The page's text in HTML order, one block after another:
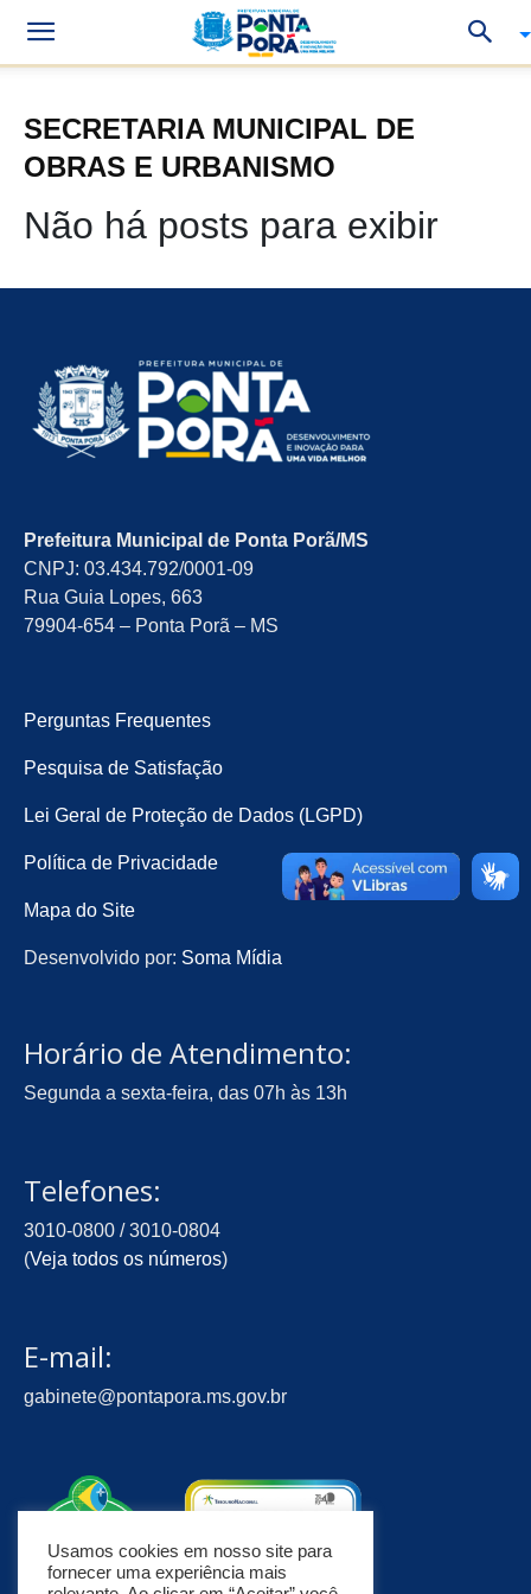
SECRETARIA MUNICIPAL DE
OBRAS E URBANISMO
Não há posts para exibir
Prefeitura Municipal de Ponta Porã/MS
CNPJ: 03.434.792/0001-09
Rua Guia Lopes, 663
79904-654 – Ponta Porã – MS
Perguntas Frequentes
Pesquisa de Satisfação
Lei Geral de Proteção de Dados (LGPD)
Política de Privacidade
Mapa do Site
Desenvolvido por: Soma Mídia
Horário de Atendimento:
Segunda a sexta-feira, das 07h às 13h
Telefones:
3010-0800 / 3010-0804
(Veja todos os números)
E-mail:
gabinete@pontapora.ms.gov.br
Usamos cookies em nosso site para
fornecer uma experiência mais